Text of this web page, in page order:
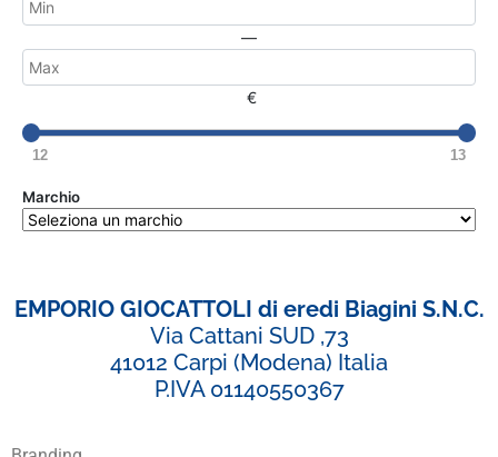
—
€
12 13
Marchio
EMPORIO GIOCATTOLI di eredi Biagini S.N.C.
Via Cattani SUD ,73
41012 Carpi (Modena) Italia
P.IVA 01140550367